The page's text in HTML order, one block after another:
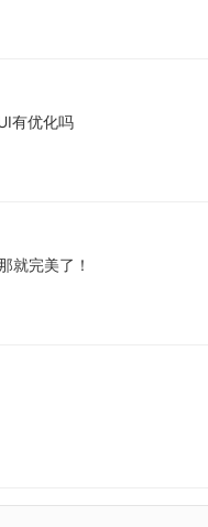
有优化吗
就完美了！